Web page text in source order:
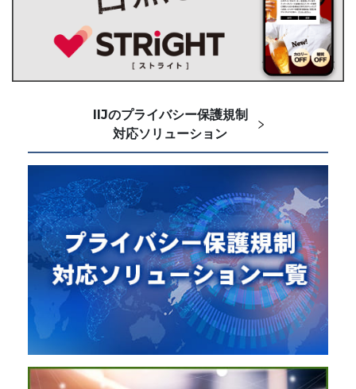
IIJのプライバシー保護規制
対応ソリューション